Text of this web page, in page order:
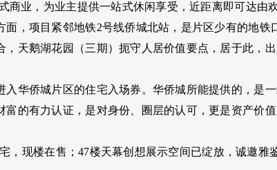
商业，为业主提供一站式休闲享受，近距离即可达由
面，项目紧邻地铁2号线侨城北站，是片区少有的地铁
，天鹅湖花园（三期）扼守人居价值要点，居于此，
入华侨城片区的住宅入场券。华侨城所能提供的，是
富的有力认证，是对身份、圈层的认可，更是资产价值
，现楼在售；47楼天幕创想展示空间已绽放，诚邀雅鉴